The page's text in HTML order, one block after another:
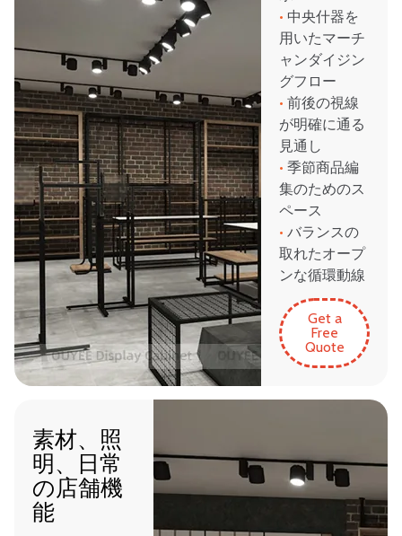
• 中央什器を
用いたマーチ
ャンダイジン
グフロー
• 前後の視線
が明確に通る
見通し
• 季節商品編
集のためのス
ペース
• バランスの
取れたオープ
ンな循環動線
Get a
Free
Quote
素材、照
明、日常
の店舗機
能